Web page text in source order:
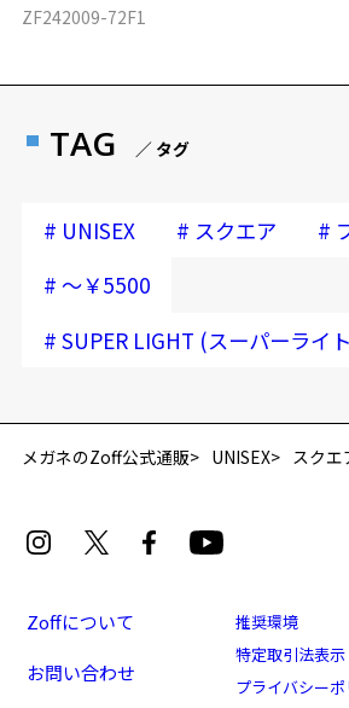
再入荷お知らせメールのお申し込
[セール価格]軽い掛け心地/定番の
ZF242009-72F1
TAG ／ タグ
# UNISEX # スクエア #
# ～￥5500
# SUPER LIGHT (スーパーライ
メガネのZoff公式通販 UNISEX スクエ
Zoffについて
お問い合わせ
推奨環境
特定取引法表示
プライバシー